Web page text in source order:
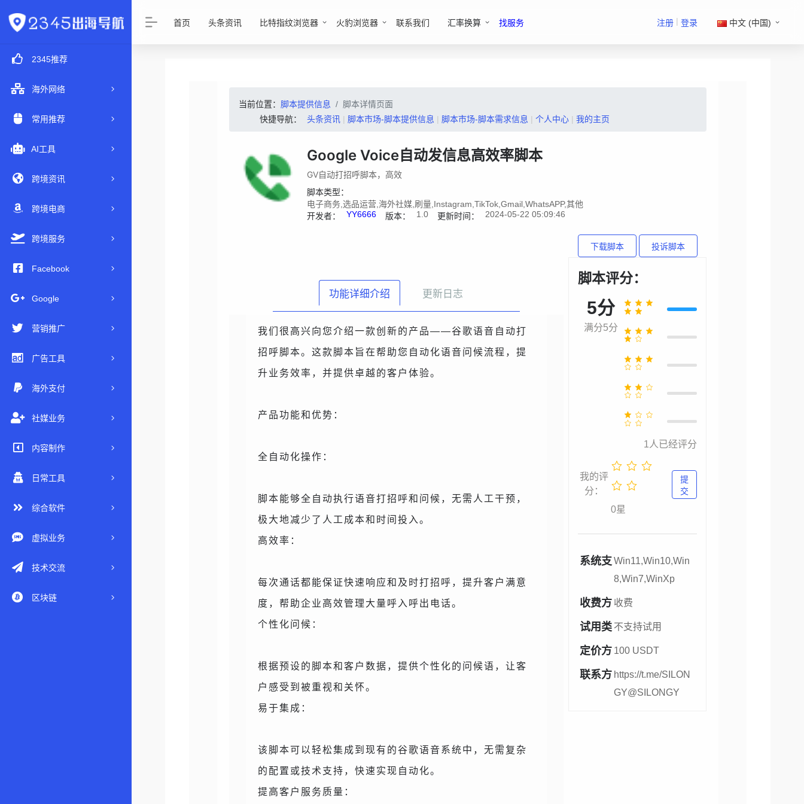
2345推荐
海外网络
常用推荐
AI工具
跨境资讯
跨境电商
跨境服务
Facebook
Google
营销推广
广告工具
海外支付
社媒业务
内容制作
日常工具
综合软件
虚拟业务
技术交流
区块链
首页 头条资讯 比特指纹浏览器 火豹浏览器 联系我们 汇率换算 找服务 注册 | 登录 中文 (中国)
当前位置： 脚本提供信息
脚本详情页面
快捷导航：
头条资讯 | 脚本市场-脚本提供信息 | 脚本市场-脚本需求信息 | 个人中心 | 我的主页
Google Voice自动发信息高效率脚本
GV自动打招呼脚本，高效
脚本类型：
电子商务,选品运营,海外社媒,刷量,Instagram,TikTok,Gmail,WhatsAPP,其他
开发者：
YY6666 版本： 1.0 更新时间： 2024-05-22 05:09:46
下载脚本 投诉脚本
功能详细介绍 更新日志
我们很高兴向您介绍一款创新的产品——谷歌语音自动打
招呼脚本。这款脚本旨在帮助您自动化语音问候流程，提
升业务效率，并提供卓越的客户体验。
产品功能和优势：
全自动化操作：
脚本能够全自动执行语音打招呼和问候，无需人工干预，
极大地减少了人工成本和时间投入。
高效率：
每次通话都能保证快速响应和及时打招呼，提升客户满意
度，帮助企业高效管理大量呼入呼出电话。
个性化问候：
根据预设的脚本和客户数据，提供个性化的问候语，让客
户感受到被重视和关怀。
易于集成：
该脚本可以轻松集成到现有的谷歌语音系统中，无需复杂
的配置或技术支持，快速实现自动化。
提高客户服务质量：
脚本评分：
5分
满分5分
1 人已经评分
我的评
分：
0星
提
交
系统支 Win11,Win10,Win
8,Win7,WinXp
收费方
式：
收费
试用类
型：
不支持试用
定价方
案：
100 USDT
联系方 https://t.me/SILON
GY@SILONGY